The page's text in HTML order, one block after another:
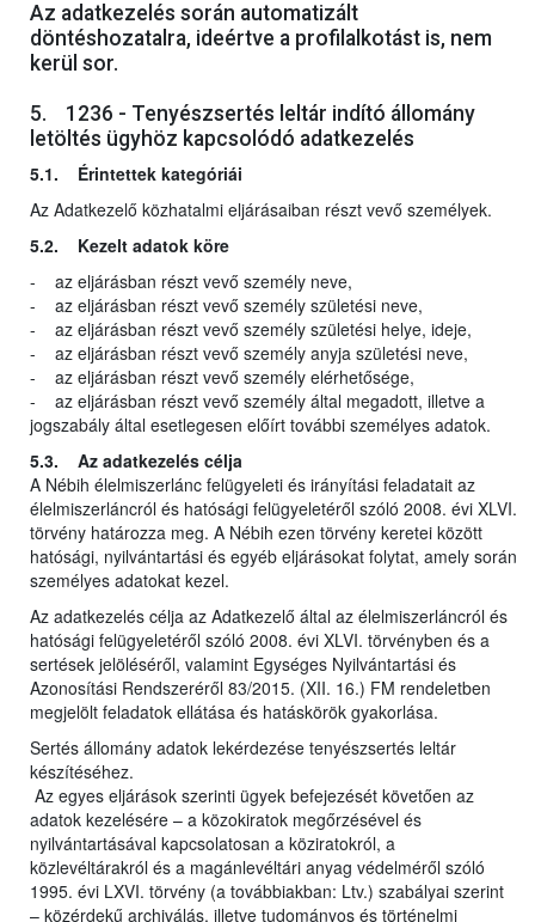
Az adatkezelés során automatizált
döntéshozatalra, ideértve a profilalkotást is, nem
kerül sor.
5. 1236 - Tenyészsertés leltár indító állomány
letöltés ügyhöz kapcsolódó adatkezelés
5.1. Érintettek kategóriái
Az Adatkezelő közhatalmi eljárásaiban részt vevő személyek.
5.2. Kezelt adatok köre
- az eljárásban részt vevő személy neve,
- az eljárásban részt vevő személy születési neve,
- az eljárásban részt vevő személy születési helye, ideje,
- az eljárásban részt vevő személy anyja születési neve,
- az eljárásban részt vevő személy elérhetősége,
- az eljárásban részt vevő személy által megadott, illetve a
jogszabály által esetlegesen előírt további személyes adatok.
5.3. Az adatkezelés célja
A Nébih élelmiszerlánc felügyeleti és irányítási feladatait az
élelmiszerláncról és hatósági felügyeletéről szóló 2008. évi XLVI.
törvény határozza meg. A Nébih ezen törvény keretei között
hatósági, nyilvántartási és egyéb eljárásokat folytat, amely során
személyes adatokat kezel.
Az adatkezelés célja az Adatkezelő által az élelmiszerláncról és
hatósági felügyeletéről szóló 2008. évi XLVI. törvényben és a
sertések jelöléséről, valamint Egységes Nyilvántartási és
Azonosítási Rendszeréről 83/2015. (XII. 16.) FM rendeletben
megjelölt feladatok ellátása és hatáskörök gyakorlása.
Sertés állomány adatok lekérdezése tenyészsertés leltár
készítéséhez.
Az egyes eljárások szerinti ügyek befejezését követően az
adatok kezelésére – a közokiratok megőrzésével és
nyilvántartásával kapcsolatosan a köziratokról, a
közlevéltárakról és a magánlevéltári anyag védelméről szóló
1995. évi LXVI. törvény (a továbbiakban: Ltv.) szabályai szerint
– közérdekű archiválás, illetve tudományos és történelmi